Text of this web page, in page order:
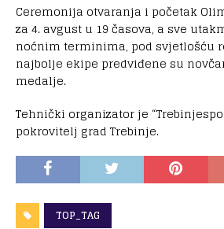
Ceremonija otvaranja i početak
za 4. avgust u 19 časova, a sve
noćnim terminima, pod svjetlošću
najbolje ekipe predviđene su
medalje.
Tehnički organizator je
pokrovitelj grad Trebinje.
TOP_TAG